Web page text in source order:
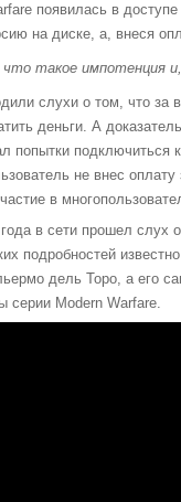
появилась в
на диске, а, внеся
такое импотенция
слухи о том, что за
деньги. А
попытки подключиться
не внес
в
в сети прошел слух
подробностей
дель Торо, а его
серии Modern Warfare.